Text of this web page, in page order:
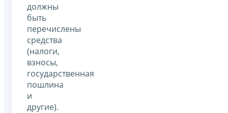
должны
быть
перечислены
средства
(налоги,
взносы,
государственная
пошлина
и
другие).